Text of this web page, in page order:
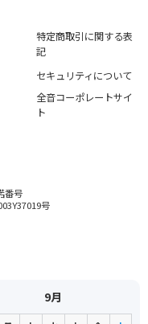
特定商取引に関する表
記
セキュリティについて
全音コーポレートサイ
ト
番号
号
9月